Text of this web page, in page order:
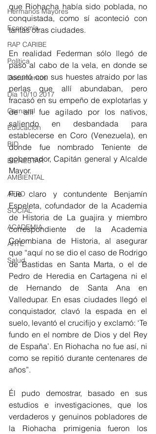
Hermanos Mayores
Economía
RAP CARIBE
Política
Documentos
Día 10/10 2017
Carnaval
Educación
BID
BIENESTAR
AMBIENTAL
AFRO
SOCIAL
ACADEMIA
ARTE
Salud
que Riohacha había sido poblada, no
conquistada, como sí aconteció con
tantas otras ciudades.
En realidad Federman sólo llegó de
paso al cabo de la vela, en donde se
asentó con sus huestes atraido por las
perlas que allí abundaban, pero
fracasó en su empeño de explotarlas y
de allí fue agilado por los nativos,
saliendo en desbandada para
establecerse en Coro (Venezuela), en
donde fue nombrado Teniente de
gobernador, Capitán general y Alcalde
Mayor.
Fue claro y contundente Benjamín
Espeleta, cofundador de la Academia
de Historia de La guajira y miembro
correspondiente de la Academia
Colombiana de Historia, al asegurar
que “aquí no se dio el caso de Rodrigo
de Bastidas en Santa Marta, o el de
Pedro de Heredia en Cartagena ni el
de Hernando de Santa Ana en
Valledupar. En esas ciudades llegó el
conquistador, clavó la espada en el
suelo, levantó el crucifijo y exclamó: ‘Te
fundo en el nombre de Dios y del Rey
de España’. En Riohacha no fue así, ni
como se repitió durante centenares de
años”.
Él pudo demostrar, basado en sus
estudios e investigaciones, que los
verdaderos y genuinos pobladores de
la Riohacha primigenia fueron los